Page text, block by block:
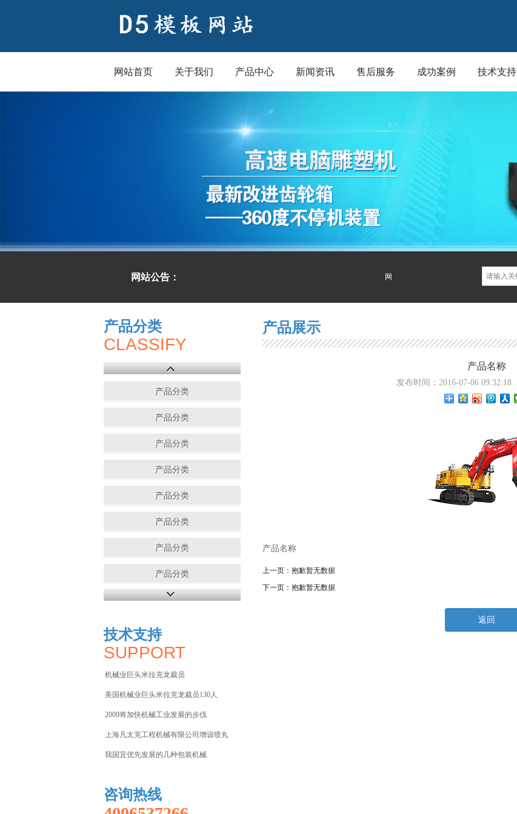
网站首页 关于我们 产品中心 新闻资讯 售后服务 成功案例 技术支持
网站公告： 网站公告网站公告
产品分类
CLASSIFY
产品分类
产品分类
产品分类
产品分类
产品分类
产品分类
产品分类
产品分类
产品分类
产品分类
技术支持
SUPPORT
机械业巨头米拉克龙裁员
美国机械业巨头米拉克龙裁员130人
2009将加快机械工业发展的步伐
上海凡太克工程机械有限公司增设喷丸
我国宜优先发展的几种包装机械
咨询热线
产品展示
产品名称
发布时间：2016-07-06 09:32:18
产品名称
上一页： 抱歉暂无数据
下一页： 抱歉暂无数据
返回